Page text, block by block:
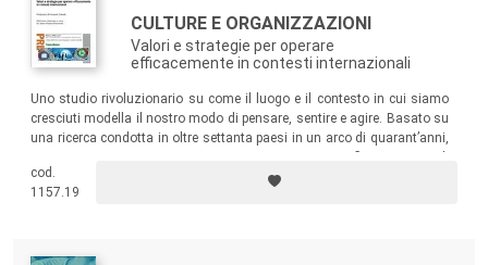
CULTURE E ORGANIZZAZIONI
Valori e strategie per operare
efficacemente in contesti internazionali
Uno studio rivoluzionario su come il luogo e il contesto in cui siamo
cresciuti modella il nostro modo di pensare, sentire e agire. Basato su
una ricerca condotta in oltre settanta paesi in un arco di quarant’anni,
cooperazione.
cod.
1157.19